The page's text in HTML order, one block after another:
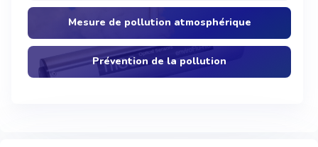
Mesure de pollution atmosphérique
Prévention de la pollution